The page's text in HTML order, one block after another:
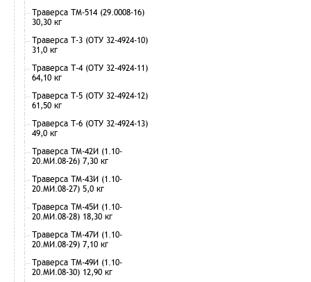
Траверса ТМ-514 (29.0008-16)
30,30 кг
Траверса Т-3 (ОТУ 32-4924-10)
31,0 кг
Траверса Т-4 (ОТУ 32-4924-11)
64,10 кг
Траверса Т-5 (ОТУ 32-4924-12)
61,50 кг
Траверса Т-6 (ОТУ 32-4924-13)
49,0 кг
Траверса ТМ-42И (1.10-
20.МИ.08-26) 7,30 кг
Траверса ТМ-43И (1.10-
20.МИ.08-27) 5,0 кг
Траверса ТМ-45И (1.10-
20.МИ.08-28) 18,30 кг
Траверса ТМ-47И (1.10-
20.МИ.08-29) 7,10 кг
Траверса ТМ-49И (1.10-
20.МИ.08-30) 12,90 кг